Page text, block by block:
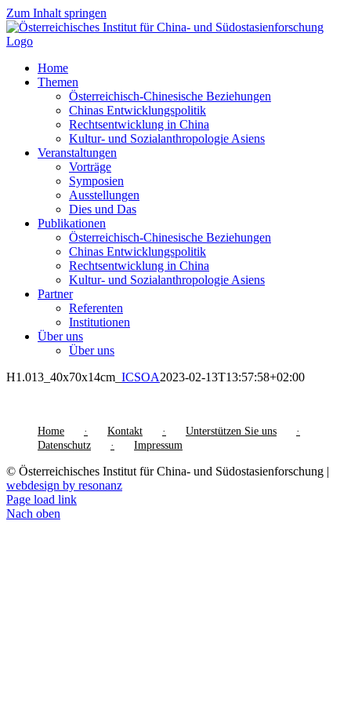
Zum Inhalt springen
Home
Themen
Österreichisch-Chinesische Beziehungen
Chinas Entwicklungspolitik
Rechtsentwicklung in China
Kultur- und Sozialanthropologie Asiens
Veranstaltungen
Vorträge
Symposien
Ausstellungen
Dies und Das
Publikationen
Österreichisch-Chinesische Beziehungen
Chinas Entwicklungspolitik
Rechtsentwicklung in China
Kultur- und Sozialanthropologie Asiens
Partner
Referenten
Institutionen
Über uns
Über uns
H1.013_40x70x14cm_ ICSOA2023-02-13T13:57:58+02:00
Home Kontakt
Unterstützen Sie uns
Datenschutz
Impressum
© Österreichisches Institut für China- und Südostasienforschung |
webdesign by resonanz
Page load link
Nach oben